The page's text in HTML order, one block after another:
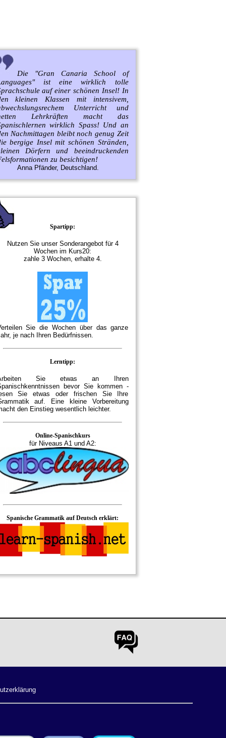
Die "Gran Canaria School of
ist eine wirklich tolle
auf einer schönen Insel! In
kleinen Klassen mit intensivem,
Unterricht und
Lehrkräften macht das
wirklich Spass! Und an
Nachmittagen bleibt noch genug Zeit
bergige Insel mit schönen Stränden,
Dörfern und beeindruckenden
zu besichtigen!
Anna Pfänder, Deutschland.
Spartipp:
Nutzen Sie unser Sonderangebot für 4
Wochen im Kurs20:
zahle 3 Wochen, erhalte 4.
Sie die Wochen über das ganze
je nach Ihren Bedürfnissen.
Lerntipp:
Sie etwas an Ihren
bevor Sie kommen -
Sie etwas oder frischen Sie Ihre
auf. Eine kleine Vorbereitung
den Einstieg wesentlich leichter.
Online-Spanischkurs
für Niveaus A1 und A2:
Spanische Grammatik auf Deutsch erklärt: